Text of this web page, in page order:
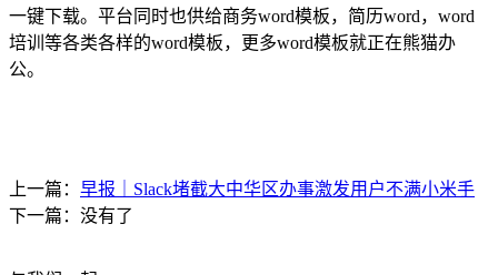
一键下载。平台同时也供给商务word模板，简历word，word
培训等各类各样的word模板，更多word模板就正在熊猫办
公。
上一篇： 早报｜Slack堵截大中华区办事激发用户不满小米手
下一篇：没有了